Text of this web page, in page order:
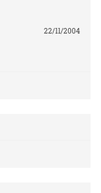
22/11/2004